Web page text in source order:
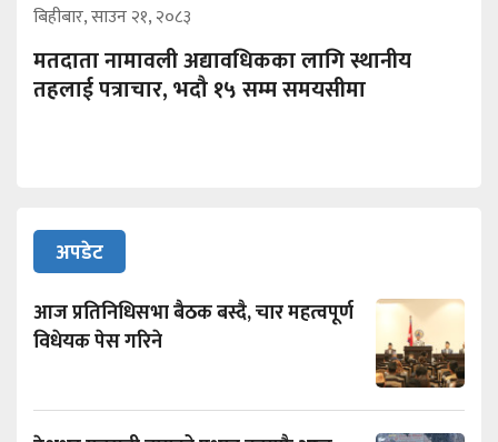
बिहीबार, साउन २१, २०८३
मतदाता नामावली अद्यावधिकका लागि स्थानीय
तहलाई पत्राचार, भदौ १५ सम्म समयसीमा
अपडेट
आज प्रतिनिधिसभा बैठक बस्दै, चार महत्वपूर्ण
विधेयक पेस गरिने